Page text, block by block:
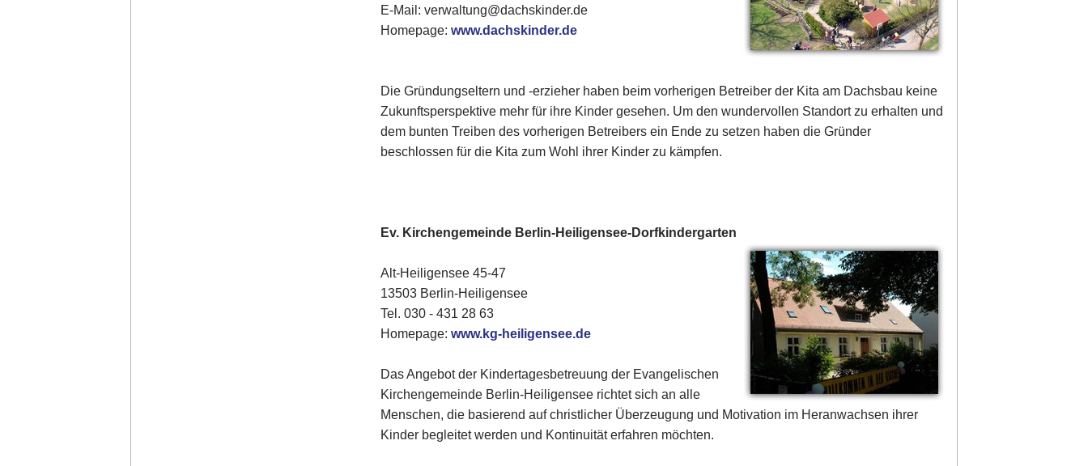
E-Mail: verwaltung@dachskinder.de
Homepage:www.dachskinder.de
Die Gründungseltern und -erzieher haben beim vorherigen Betreiber der Kita am Dachsbau keine
Zukunftsperspektive mehr für ihre Kinder gesehen. Um den wundervollen Standort zu erhalten und
dem bunten Treiben des vorherigen Betreibers ein Ende zu setzen haben die Gründer
beschlossen für die Kita zum Wohl ihrer Kinder zu kämpfen.
Ev. Kirchengemeinde Berlin-Heiligensee-Dorfkindergarten
Alt-Heiligensee 45-47
13503 Berlin-Heiligensee
Tel. 030 - 431 28 63
Homepage:www.kg-heiligensee.de
Das Angebot der Kindertagesbetreuung der Evangelischen
Kirchengemeinde Berlin-Heiligensee richtet sich an alle
Menschen, die basierend auf christlicher Überzeugung und Motivation im Heranwachsen ihrer
Kinder begleitet werden und Kontinuität erfahren möchten.